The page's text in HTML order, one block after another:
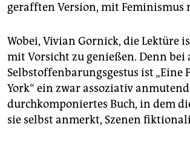
gerafften Version, mit Feminismus
Wobei, Vivian Gornick, die Lektüre
mit Vorsicht zu genießen. Denn bei
Selbstoffenbarungsgestus ist „Eine
York“ ein zwar assoziativ
durchkomponiertes Buch, in dem
sie selbst anmerkt, Szenen